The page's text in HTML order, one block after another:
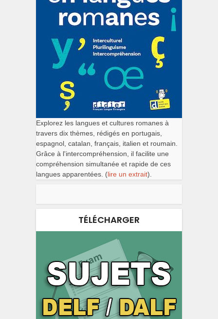
Explorez les langues et cultures romanes à
travers dix thèmes, rédigés en portugais,
espagnol, catalan, français, italien et roumain.
Grâce à l'intercompréhension, il facilite une
compréhension simultanée et rapide de ces
langues apparentées. (lire un extrait).
TÉLÉCHARGER